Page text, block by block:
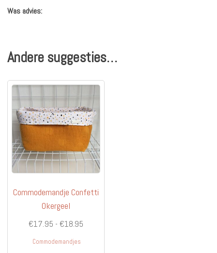
Was advies:
Andere suggesties…
Commodemandje Confetti
Okergeel
€17.95 - €18.95Prijsklasse:
Commodemandjes